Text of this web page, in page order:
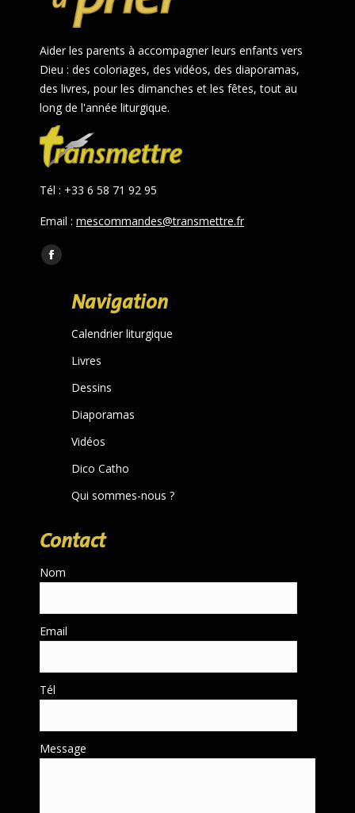
Aider les parents à accompagner leurs enfants vers
Dieu : des coloriages, des vidéos, des diaporamas,
des livres, pour les dimanches et les fêtes, tout au
long de l'année liturgique.
Tél : +33 6 58 71 92 95
Email : mescommandes@transmettre.fr
Trouvez nous sur :
Facebook
opens
window
Navigation
Calendrier liturgique
Livres
Dessins
Diaporamas
Vidéos
Dico Catho
Qui sommes-nous ?
Contact
Nom
Email
Tél
Message